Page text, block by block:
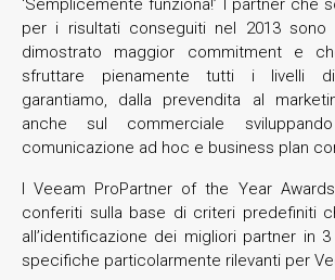
‘Semplicemente funziona!’ I partner che
per i risultati conseguiti nel 2013 sono
dimostrato maggior commitment e
sfruttare pienamente tutti i livelli
garantiamo, dalla prevendita al
anche sul commerciale
comunicazione ad hoc e business plan
I Veeam ProPartner of the Year
conferiti sulla base di criteri predefiniti
all’identificazione dei migliori partner in
specifiche particolarmente rilevanti per